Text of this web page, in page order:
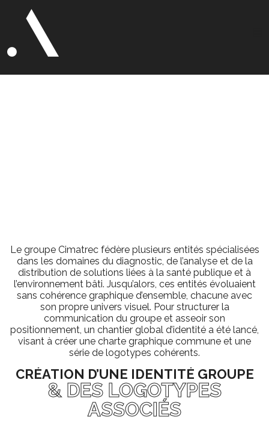
Le groupe Cimatrec fédère plusieurs entités spécialisées
dans les domaines du diagnostic, de l’analyse et de la
distribution de solutions liées à la santé publique et à
l’environnement bâti. Jusqu’alors, ces entités évoluaient
sans cohérence graphique d’ensemble, chacune avec
son propre univers visuel. Pour structurer la
communication du groupe et asseoir son
positionnement, un chantier global d’identité a été lancé,
visant à créer une charte graphique commune et une
série de logotypes cohérents.
CRÉATION D’UNE IDENTITÉ GROUPE
& DES LOGOTYPES
ASSOCIÉS